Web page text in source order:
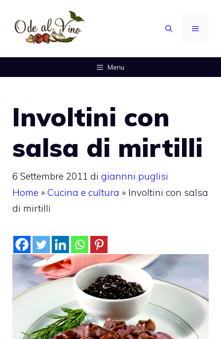
contenuto
MENU
Menu
Involtini con
salsa di mirtilli
6 Settembre 2011 di giannni puglisi
Home » Cucina e cultura » Involtini con salsa
di mirtilli